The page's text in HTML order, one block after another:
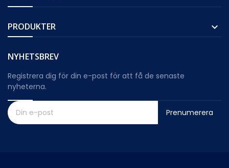
PRODUKTER 
NYHETSBREV
Registrera dig för din e-post för att få de senaste
nyheterna.
Prenumerera